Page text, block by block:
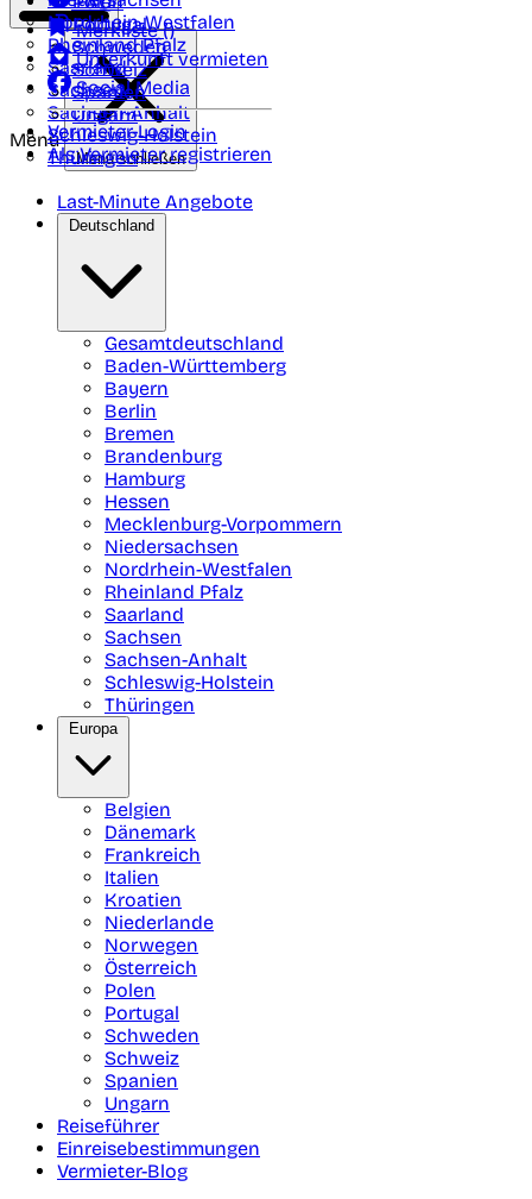
Nordrhein-Westfalen
Rheinland Pfalz
Saarland
Sachsen
Sachsen-Anhalt
Schleswig-Holstein
Thüringen
Portugal
Schweden
Schweiz
Spanien
Ungarn
Merkliste ()
Unterkunft vermieten
Social Media
Vermieter-Login
Als Vermieter registrieren
Menü
Menü schließen
Last-Minute Angebote
Deutschland
Gesamtdeutschland
Baden-Württemberg
Bayern
Berlin
Bremen
Brandenburg
Hamburg
Hessen
Mecklenburg-Vorpommern
Niedersachsen
Nordrhein-Westfalen
Rheinland Pfalz
Saarland
Sachsen
Sachsen-Anhalt
Schleswig-Holstein
Thüringen
Europa
Belgien
Dänemark
Frankreich
Italien
Kroatien
Niederlande
Norwegen
Österreich
Polen
Portugal
Schweden
Schweiz
Spanien
Ungarn
Reiseführer
Einreisebestimmungen
Vermieter-Blog